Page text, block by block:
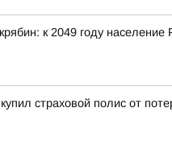
к 2049 году
страховой полис от